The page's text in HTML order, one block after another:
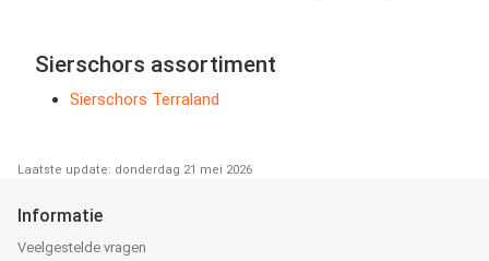
Sierschors assortiment
Sierschors Terraland
Laatste update: donderdag 21 mei 2026
Informatie
Veelgestelde vragen